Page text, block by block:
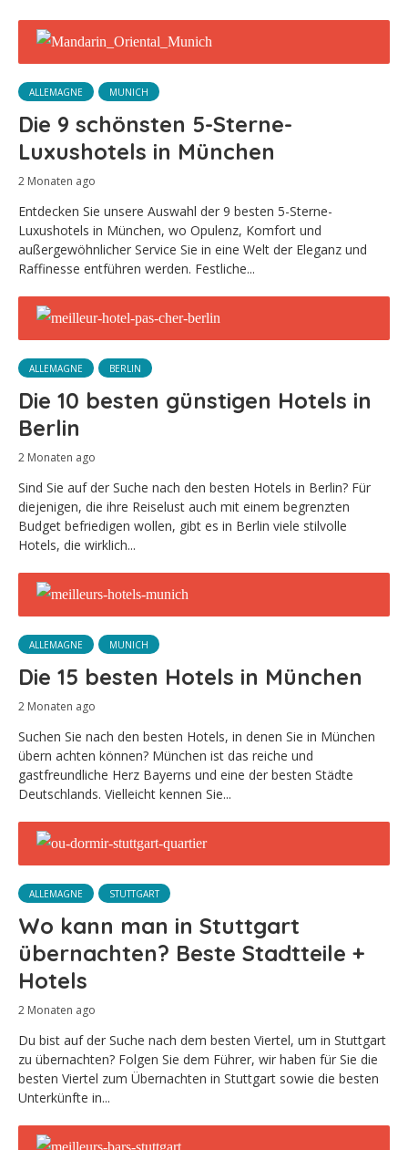
ALLEMAGNE MUNICH
Die 9 schönsten 5-Sterne-
Luxushotels in München
2 Monaten ago
Entdecken Sie unsere Auswahl der 9 besten 5-Sterne-
Luxushotels in München, wo Opulenz, Komfort und
außergewöhnlicher Service Sie in eine Welt der Eleganz und
Raffinesse entführen werden. Festliche...
ALLEMAGNE BERLIN
Die 10 besten günstigen Hotels in
Berlin
2 Monaten ago
Sind Sie auf der Suche nach den besten Hotels in Berlin? Für
diejenigen, die ihre Reiselust auch mit einem begrenzten
Budget befriedigen wollen, gibt es in Berlin viele stilvolle
Hotels, die wirklich...
ALLEMAGNE MUNICH
Die 15 besten Hotels in München
2 Monaten ago
Suchen Sie nach den besten Hotels, in denen Sie in München
übern achten können? München ist das reiche und
gastfreundliche Herz Bayerns und eine der besten Städte
Deutschlands. Vielleicht kennen Sie...
ALLEMAGNE STUTTGART
Wo kann man in Stuttgart
übernachten? Beste Stadtteile +
Hotels
2 Monaten ago
Du bist auf der Suche nach dem besten Viertel, um in Stuttgart
zu übernachten? Folgen Sie dem Führer, wir haben für Sie die
besten Viertel zum Übernachten in Stuttgart sowie die besten
Unterkünfte in...